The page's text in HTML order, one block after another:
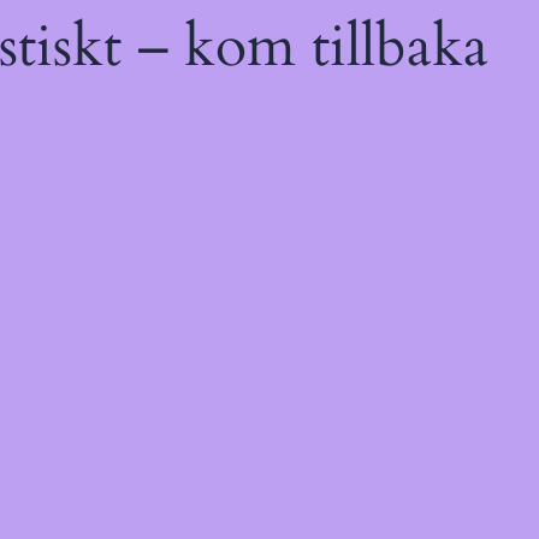
– kom tillbaka